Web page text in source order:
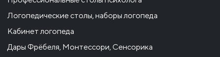
Логопедические столы, наборы логопеда
Кабинет логопеда
Дары Фрёбеля, Монтессори, Сенсорика